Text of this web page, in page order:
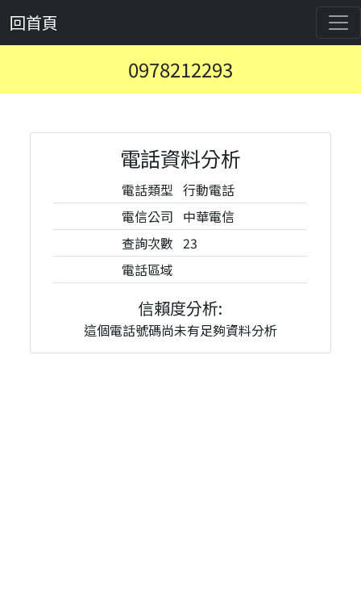
回首頁
0978212293
電話資料分析
電話類型 行動電話
電信公司 中華電信
查詢次數 23
電話區域
信賴度分析:
這個電話號碼尚未有足夠資料分析